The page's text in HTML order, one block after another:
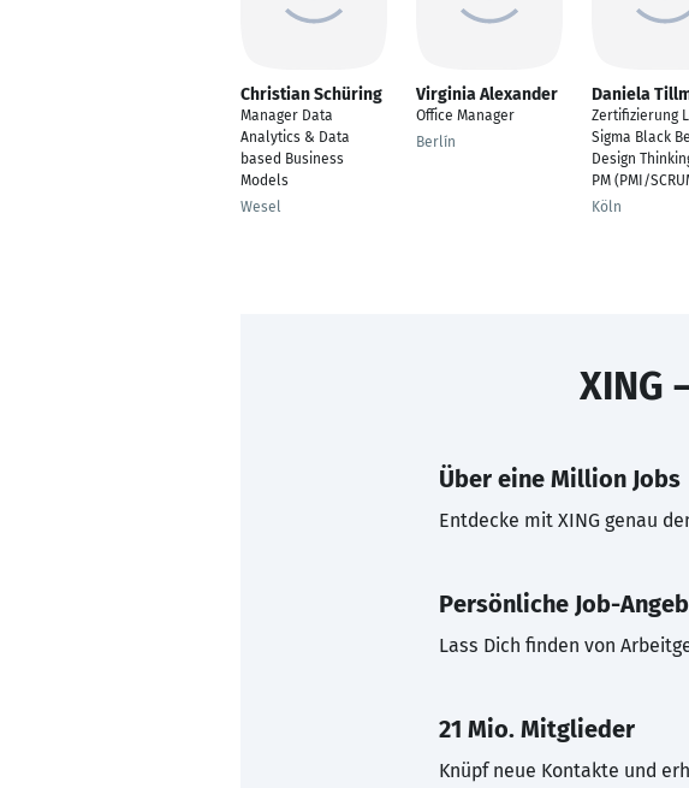
Christian Schüring
Manager Data
Analytics & Data
based Business
Models
Wesel
Virginia Alexander
Office Manager
Berlín
Daniela
Zertifizierung
Sigma Black
Design
PM (PMI/
Köln
XING
Über eine Million Jobs
Entdecke mit XING genau
Persönliche Job-
Lass Dich finden von
21 Mio. Mitglieder
Knüpf neue Kontakte und